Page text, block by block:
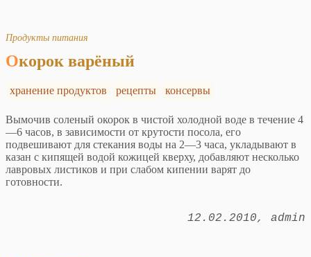
Продукты питания
Окорок варёный
хранение продуктов рецепты консервы
Вымочив соленый окорок в чистой холодной воде в течение 4
—6 часов, в зависимости от крутости посола, его
подвешивают для стекания воды на 2—3 часа, укладывают в
казан с кипящей водой кожицей кверху, добавляют несколько
лавровых листиков и при слабом кипении варят до
готовности.
12.02.2010 admin